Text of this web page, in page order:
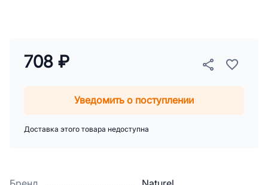
708 ₽
Уведомить о поступлении
Доставка этого товара недоступна